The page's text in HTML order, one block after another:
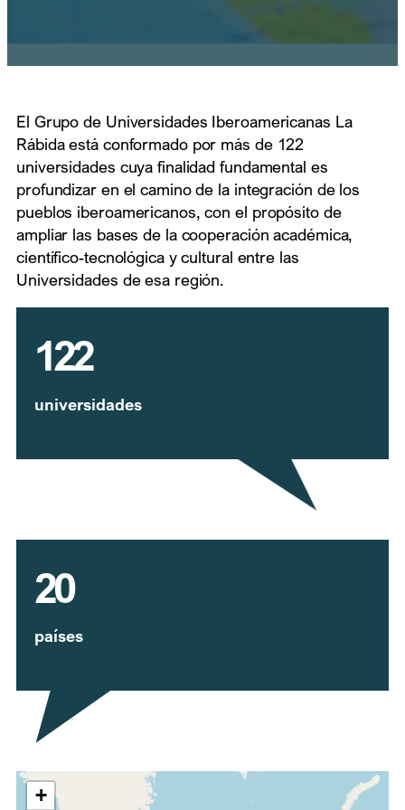
El Grupo de Universidades Iberoamericanas La
Rábida está conformado por más de 122
universidades cuya finalidad fundamental es
profundizar en el camino de la integración de los
pueblos iberoamericanos, con el propósito de
ampliar las bases de la cooperación académica,
científico-tecnológica y cultural entre las
Universidades de esa región.
122
universidades
20
países
+
Expandir mapa